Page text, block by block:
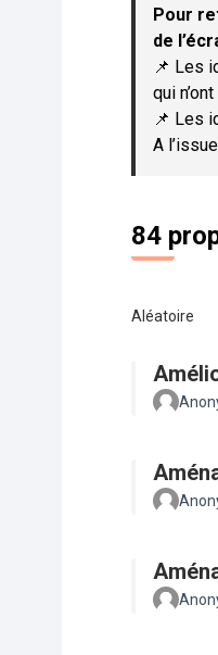
Pour
de
📌 Les
qui
📌 Les
A
84
Aléatoire